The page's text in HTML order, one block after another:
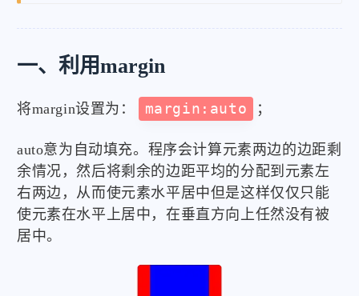
一、利用margin
将margin设置为： margin:auto ；
auto意为自动填充。程序会计算元素两边的边距剩
余情况，然后将剩余的边距平均的分配到元素左
右两边，从而使元素水平居中但是这样仅仅只能
使元素在水平上居中，在垂直方向上任然没有被
居中。